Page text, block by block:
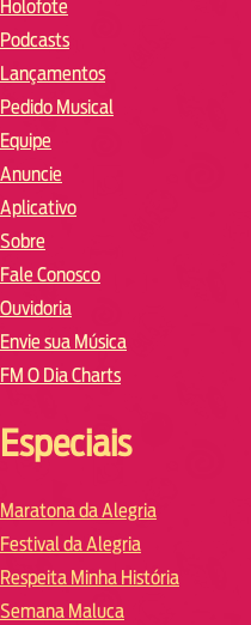
Holofote
Podcasts
Lançamentos
Pedido Musical
Equipe
Anuncie
Aplicativo
Sobre
Fale Conosco
Ouvidoria
Envie sua Música
FM O Dia Charts
Especiais
Maratona da Alegria
Festival da Alegria
Respeita Minha História
Semana Maluca